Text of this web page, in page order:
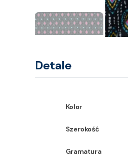
Detale
Kolor
Szerokość
Gramatura